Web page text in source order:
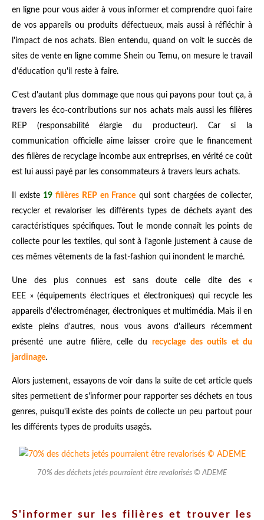
en ligne pour vous aider à vous informer et comprendre quoi faire
de vos appareils ou produits défectueux, mais aussi à réfléchir à
l'impact de nos achats. Bien entendu, quand on voit le succès de
sites de vente en ligne comme Shein ou Temu, on mesure le travail
d'éducation qu'il reste à faire.
C'est d'autant plus dommage que nous qui payons pour tout ça, à
travers les éco-contributions sur nos achats mais aussi les filières
REP (responsabilité élargie du producteur). Car si la
communication officielle aime laisser croire que le financement
des filières de recyclage incombe aux entreprises, en vérité ce coût
est lui aussi payé par les consommateurs à travers leurs achats.
Il existe 19 filières REP en France qui sont chargées de collecter,
recycler et revaloriser les différents types de déchets ayant des
caractéristiques spécifiques. Tout le monde connaît les points de
collecte pour les textiles, qui sont à l'agonie justement à cause de
ces mêmes vêtements de la fast-fashion qui inondent le marché.
Une des plus connues est sans doute celle dite des «
EEE » (équipements électriques et électroniques) qui recycle les
appareils d'électroménager, électroniques et multimédia. Mais il en
existe pleins d'autres, nous vous avons d'ailleurs récemment
présenté une autre filière, celle du recyclage des outils et du
jardinage.
Alors justement, essayons de voir dans la suite de cet article quels
sites permettent de s'informer pour rapporter ses déchets en tous
genres, puisqu'il existe des points de collecte un peu partout pour
les différents types de produits usagés.
70% des déchets jetés pourraient être revalorisés © ADEME
S'informer sur les filières et trouver les